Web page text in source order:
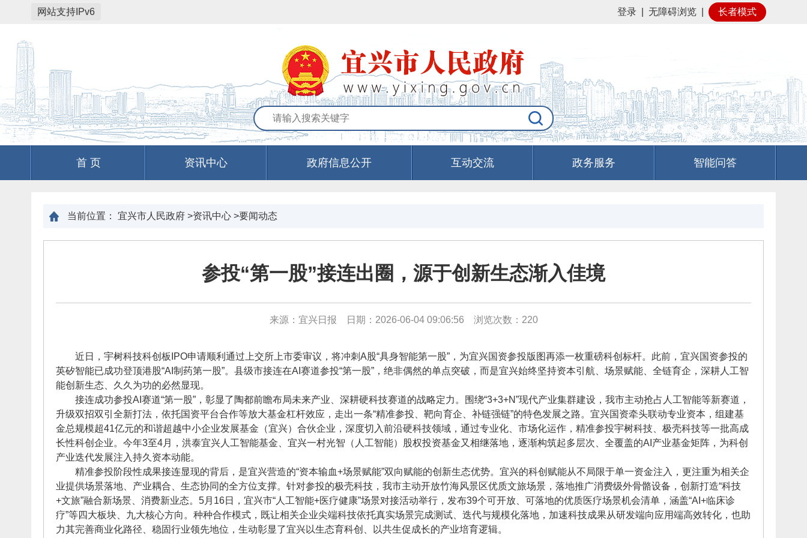
网站支持IPv6 登录 无障碍浏览 长者模式
首 页 资讯中心 政府信息公开 互动交流 政务服务 智能问答
当前位置： 宜兴市人民政府 >资讯中心 >要闻动态
参投“第一股”接连出圈，源于创新生态渐入佳境
来源：宜兴日报 日期：2026-06-04 09:06:56 浏览次数： 220
近日，宇树科技科创板IPO申请顺利通过上交所上市委审议，将冲刺A股“具身智能第一股”，为宜兴国资参投版图再添一枚重磅科创标杆。此前，宜兴国资参投的
英矽智能已成功登顶港股“AI制药第一股”。县级市接连在AI赛道参投“第一股”，绝非偶然的单点突破，而是宜兴始终坚持资本引航、场景赋能、全链育企，深耕人工智
能创新生态、久久为功的必然显现。
接连成功参投AI赛道“第一股”，彰显了陶都前瞻布局未来产业、深耕硬科技赛道的战略定力。围绕“3+3+N”现代产业集群建设，我市主动抢占人工智能等新赛道，
升级双招双引全新打法，依托国资平台合作等放大基金杠杆效应，走出一条“精准参投、靶向育企、补链强链”的特色发展之路。宜兴国资牵头联动专业资本，组建基
金总规模超41亿元的和谐超越中小企业发展基金（宜兴）合伙企业，深度切入前沿硬科技领域，通过专业化、市场化运作，精准参投宇树科技、极壳科技等一批高成
长性科创企业。今年3至4月，洪泰宜兴人工智能基金、宜兴一村光智（人工智能）股权投资基金又相继落地，逐渐构筑起多层次、全覆盖的AI产业基金矩阵，为科创
产业迭代发展注入持久资本动能。
精准参投阶段性成果接连显现的背后，是宜兴营造的“资本输血+场景赋能”双向赋能的创新生态优势。宜兴的科创赋能从不局限于单一资金注入，更注重为相关企
业提供场景落地、产业耦合、生态协同的全方位支撑。针对参投的极壳科技，我市主动开放竹海风景区优质文旅场景，落地推广消费级外骨骼设备，创新打造“科技
+文旅”融合新场景、消费新业态。5月16日，宜兴市“人工智能+医疗健康”场景对接活动举行，发布39个可开放、可落地的优质医疗场景机会清单，涵盖“AI+临床诊
疗”等四大板块、九大核心方向。种种合作模式，既让相关企业尖端科技依托真实场景完成测试、迭代与规模化落地，加速科技成果从研发端向应用端高效转化，也助
力其完善商业化路径、稳固行业领先地位，生动彰显了宜兴以生态育科创、以共生促成长的产业培育逻辑。